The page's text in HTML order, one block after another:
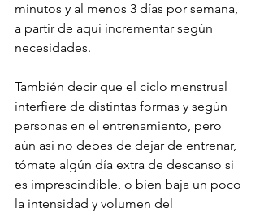
minutos y al menos 3 días por semana,
a partir de aquí incrementar según
necesidades.
También decir que el ciclo menstrual
interfiere de distintas formas y según
personas en el entrenamiento, pero
aún así no debes de dejar de entrenar,
tómate algún día extra de descanso si
es imprescindible, o bien baja un poco
la intensidad y volumen del